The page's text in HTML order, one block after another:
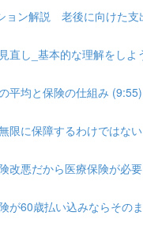
ン解説 老後に向けた支
直し_基本的な理解をしよ
平均と保険の仕組み (9:55)
限に保障するわけではな
改悪だから医療保険が必
が60歳払い込みならその